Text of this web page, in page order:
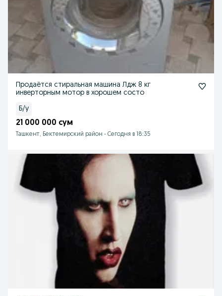
Продаётся стиральная машина Лдж 8 кг
инверторным мотор в хорошем состо
Б/у
21 000 000 сум
Ташкент, Бектемирский район - Сегодня в 18:35